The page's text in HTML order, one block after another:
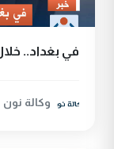
في بغداد.. خلال (3) أشهر تسجيل 64 حالة
وكالة نون